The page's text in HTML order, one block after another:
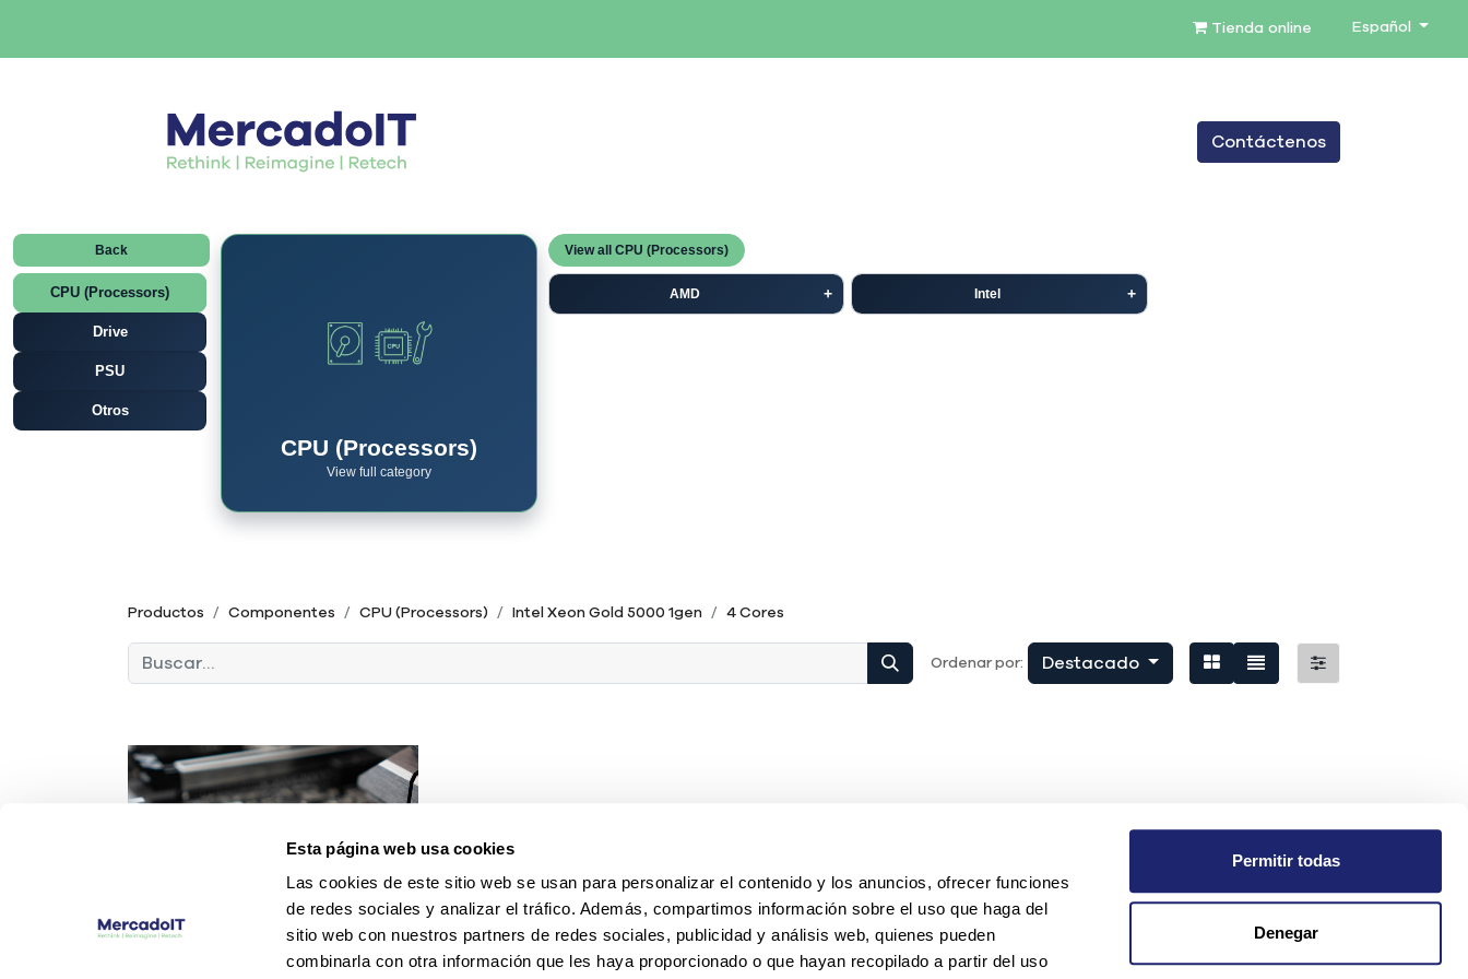
Esta página web usa cookies
Las cookies de este sitio web se usan para personalizar el contenido y los anuncios, ofrecer funciones
de redes sociales y analizar el tráfico. Además, compartimos información sobre el uso que haga del
sitio web con nuestros partners de redes sociales, publicidad y análisis web, quienes pueden
combinarla con otra información que les haya proporcionado o que hayan recopilado a partir del uso
Permitir todas
Denegar
Tienda online Español
BLOG
Contáctenos
Back
CPU (Processors)
Drive
PSU
Otros
CPU (Processors)
View full category
View all CPU (Processors)
AMD Intel
Productos Componentes CPU (Processors) Intel Xeon Gold 5000 1gen 4 Cores
Ordenar por: Destacado